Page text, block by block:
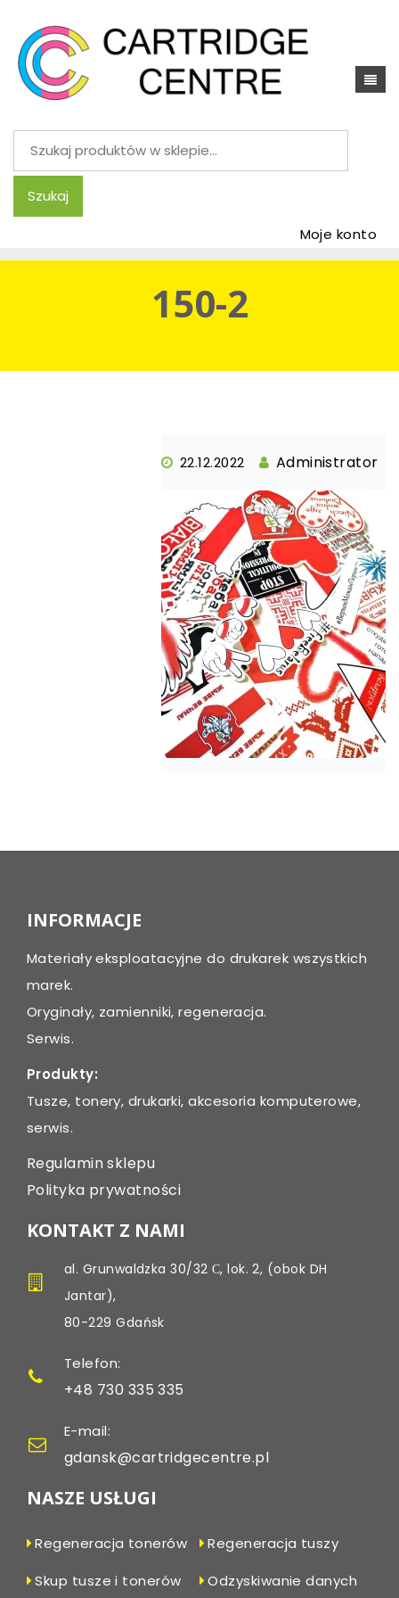
Szukaj:
Szukaj
Moje konto
150-2
22.12.2022 Administrator
navigation
INFORMACJE
Materiały eksploatacyjne do drukarek wszystkich
marek.
Oryginały, zamienniki, regeneracja.
Serwis.
Produkty:
Tusze, tonery, drukarki, akcesoria komputerowe,
serwis.
Regulamin sklepu
Polityka prywatności
KONTAKT Z NAMI
al. Grunwaldzka 30/32 С, lok. 2, (obok DH
Jantar),
80-229 Gdańsk
Telefon:
+48 730 335 335
E-mail:
gdansk@cartridgecentre.pl
NASZE USŁUGI
Regeneracja tonerów
Regeneracja tuszy
Skup tusze i tonerów
Odzyskiwanie danych